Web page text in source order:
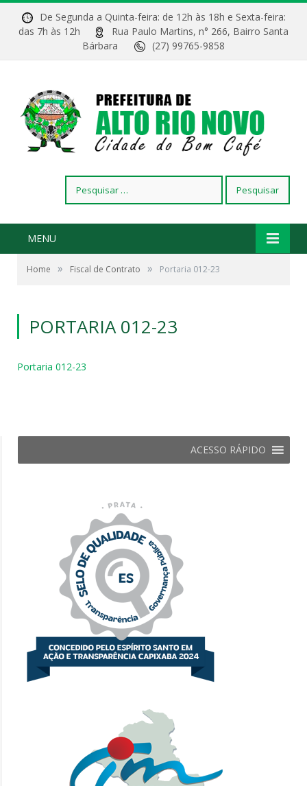
De Segunda a Quinta-feira: de 12h às 18h e Sexta-feira:
das 7h às 12h
Rua Paulo Martins, n° 266, Bairro Santa
Bárbara
(27) 99765-9858
por:
MENU
Home » Fiscal de Contrato » Portaria 012-23
PORTARIA 012-23
Portaria 012-23
ACESSO RÁPIDO